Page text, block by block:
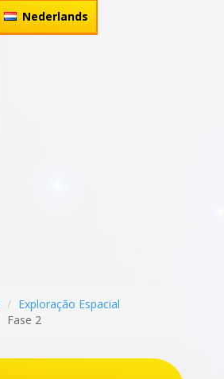
Nederlands
Exploração Espacial
Fase 2